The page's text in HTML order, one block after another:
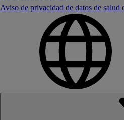
Aviso de privacidad de datos de salud